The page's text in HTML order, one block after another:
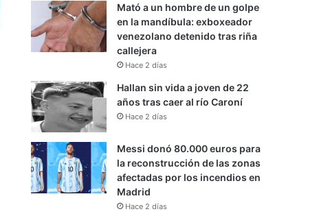
Mató a un hombre de un golpe
en la mandíbula: exboxeador
venezolano detenido tras riña
callejera
Hace 2 días
Hallan sin vida a joven de 22
años tras caer al río Caroní
Hace 2 días
Messi donó 80.000 euros para
la reconstrucción de las zonas
afectadas por los incendios en
Madrid
Hace 2 días